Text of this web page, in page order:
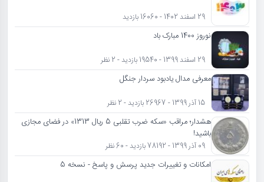
29 اسفند 1402 - 16060 بازدید
نوروز 1400 مبارک باد
29 اسفند 1399 - 19540 بازدید - 2 نظر
معرفی مدال یادبود سردار جنگل
15 آذر 1399 - 26967 بازدید - 2 نظر
هشدار؛ مراقب «سکه ضرب تقلبی 5 ریال 1313» در فضای مجازی
باشید!
09 آذر 1399 - 78192 بازدید - 60 نظر
امکانات و تغییرات جدید پرسش و پاسخ - نسخه 5